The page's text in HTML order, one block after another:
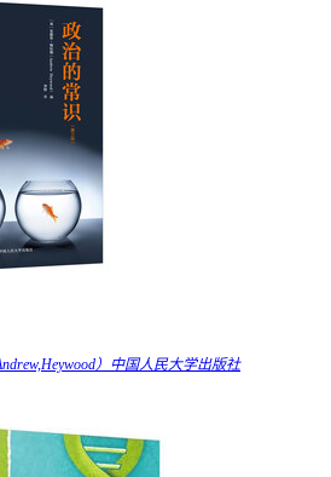
）中国人民大学出版社